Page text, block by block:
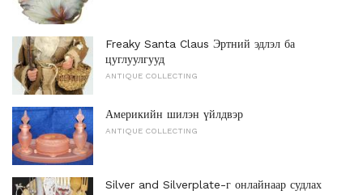
Freaky Santa Claus Эртний эдлэл ба
цуглуулгууд
ANTIQUE COLLECTING
Америкийн шилэн үйлдвэр
ANTIQUE COLLECTING
Silver and Silverplate-г онлайнаар судлах